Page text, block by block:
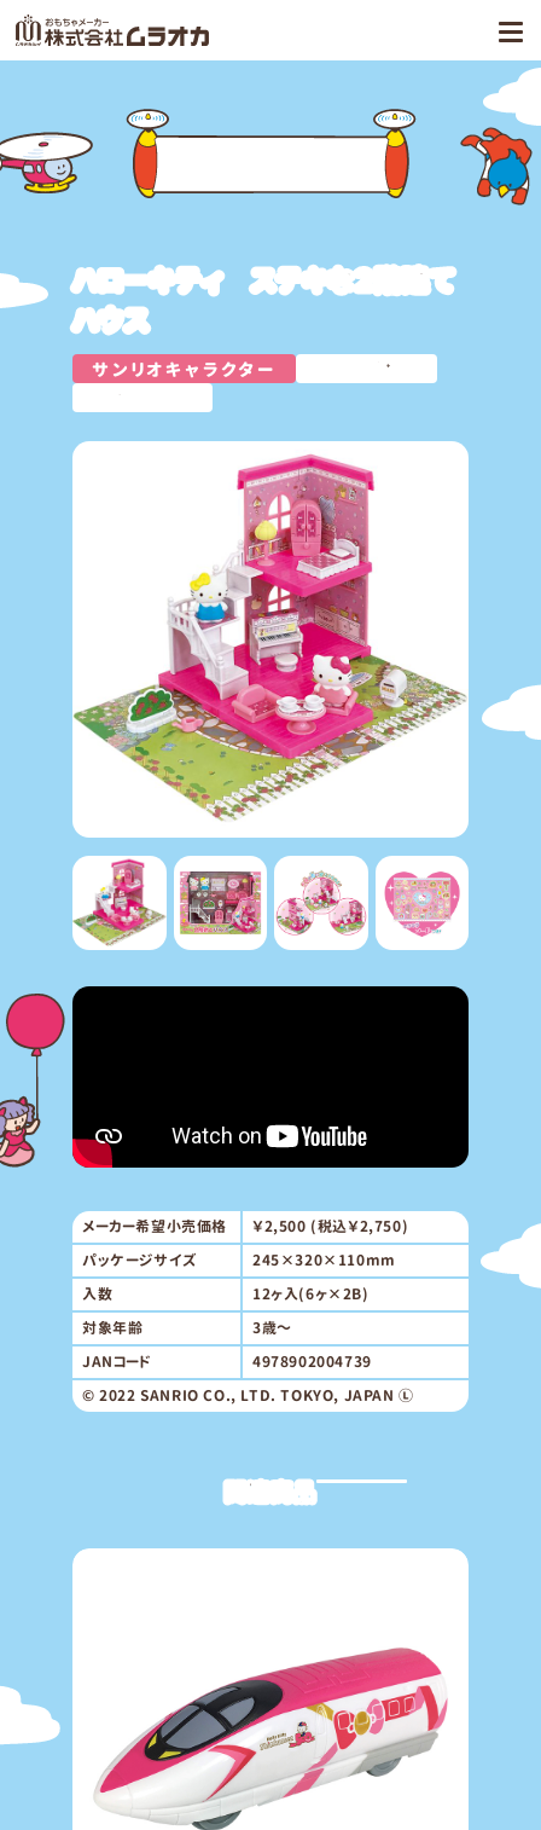
ハローキティ ステキな２階建て
ハウス
サンリオキャラクター
プレゼント
おままごと
メーカー希望小売価格
￥2,500 (税込￥2,750)
パッケージサイズ
245×320×110mm
入数
12ヶ入(6ヶ×2B)
対象年齢
3歳～
JANコード
4978902004739
© 2022 SANRIO CO., LTD. TOKYO, JAPAN Ⓛ
関連商品